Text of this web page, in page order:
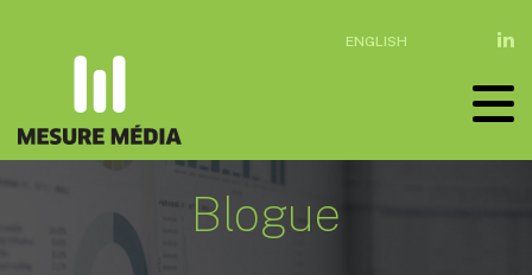
ENGLISH
Blogue